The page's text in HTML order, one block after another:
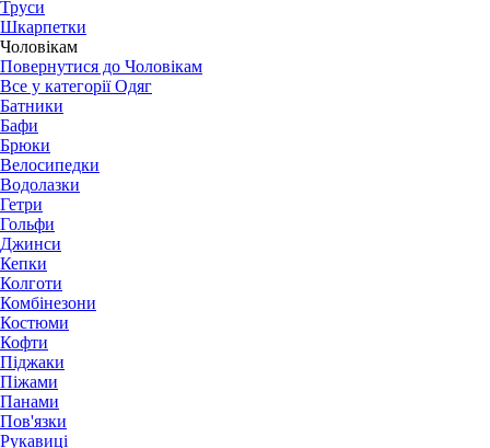
Труси
Шкарпетки
Чоловікам
Повернутися до Чоловікам
Все у категорії Одяг
Батники
Бафи
Брюки
Велосипедки
Водолазки
Гетри
Гольфи
Джинси
Кепки
Колготи
Комбінезони
Костюми
Кофти
Піджаки
Піжами
Панами
Пов'язки
Рукавиці